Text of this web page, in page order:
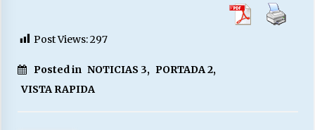
Post Views:297
Posted in NOTICIAS 3, PORTADA 2,
VISTA RAPIDA